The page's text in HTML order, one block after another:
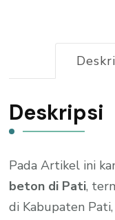
Deskripsi
Pada Artikel ini
beton di Pati,
di Kabupaten